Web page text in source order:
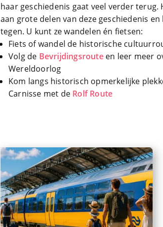
haar geschiedenis gaat veel verder
aan grote delen van deze geschiedenis
tegen. U kunt ze wandelen én fietsen:
Fiets of wandel de historische
Volg de Bevrijdingsrouteen leer meer
Wereldoorlog
Kom langs historisch opmerkelijke
Carnisse met de Rolf Route